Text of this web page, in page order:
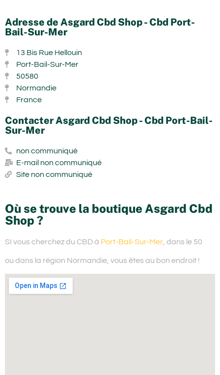
Adresse de Asgard Cbd Shop - Cbd Port-
Bail-Sur-Mer
13 Bis Rue Hellouin
Port-Bail-Sur-Mer
50580
Normandie
France
Contacter Asgard Cbd Shop - Cbd Port-Bail-
Sur-Mer
non communiqué
E-mail non communiqué
Site non communiqué
Où se trouve la boutique Asgard Cbd
Shop ?
SI vous cherchez du CBD à Port-Bail-Sur-Mer , dans le 50
ou dans la région Normandie, vous êtes au bon endroit !